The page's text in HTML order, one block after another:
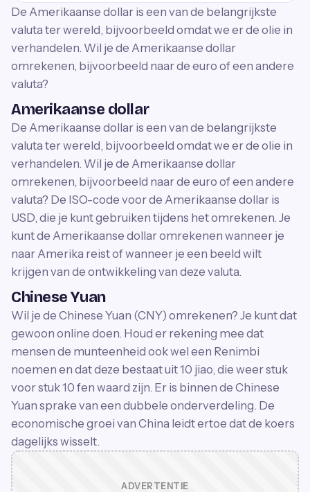
De Amerikaanse dollar is een van de belangrijkste
valuta ter wereld, bijvoorbeeld omdat we er de olie in
verhandelen. Wil je de Amerikaanse dollar
omrekenen, bijvoorbeeld naar de euro of een andere
valuta?
Amerikaanse dollar
De Amerikaanse dollar is een van de belangrijkste
valuta ter wereld, bijvoorbeeld omdat we er de olie in
verhandelen. Wil je de Amerikaanse dollar
omrekenen, bijvoorbeeld naar de euro of een andere
valuta? De ISO-code voor de Amerikaanse dollar is
USD, die je kunt gebruiken tijdens het omrekenen. Je
kunt de Amerikaanse dollar omrekenen wanneer je
naar Amerika reist of wanneer je een beeld wilt
krijgen van de ontwikkeling van deze valuta.
Chinese Yuan
Wil je de Chinese Yuan (CNY) omrekenen? Je kunt dat
gewoon online doen. Houd er rekening mee dat
mensen de munteenheid ook wel een Renimbi
noemen en dat deze bestaat uit 10 jiao, die weer stuk
voor stuk 10 fen waard zijn. Er is binnen de Chinese
Yuan sprake van een dubbele onderverdeling. De
economische groei van China leidt ertoe dat de koers
dagelijks wisselt.
ADVERTENTIE